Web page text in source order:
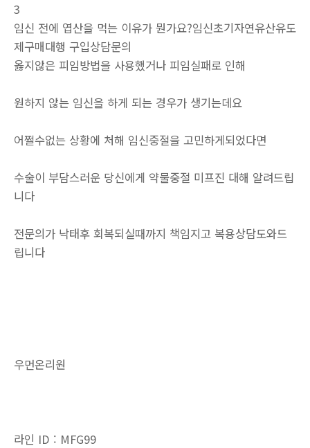
3
임신 전에 엽산을 먹는 이유가 뭔가요?임신초기자연유산유도
제구매대행 구입상담문의
옳지않은 피임방법을 사용했거나 피임실패로 인해
원하지 않는 임신을 하게 되는 경우가 생기는데요
어쩔수없는 상황에 처해 임신중절을 고민하게되었다면
수술이 부담스러운 당신에게 약물중절 미프진 대해 알려드립
니다
전문의가 낙태후 회복되실때까지 책임지고 복용상담도와드
립니다
우먼온리원
라인 ID : MFG99